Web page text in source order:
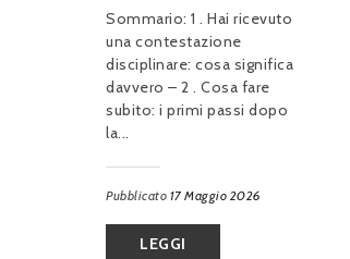
Sommario: 1 . Hai ricevuto
una contestazione
disciplinare: cosa significa
davvero – 2 . Cosa fare
subito: i primi passi dopo
la...
Pubblicato 17 Maggio 2026
LEGGI